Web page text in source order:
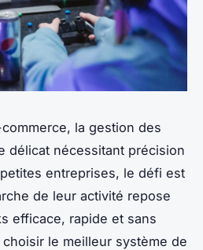
la gestion des
délicat nécessitant précision
entreprises, le défi est
de leur activité repose
efficace, rapide et sans
le meilleur système de